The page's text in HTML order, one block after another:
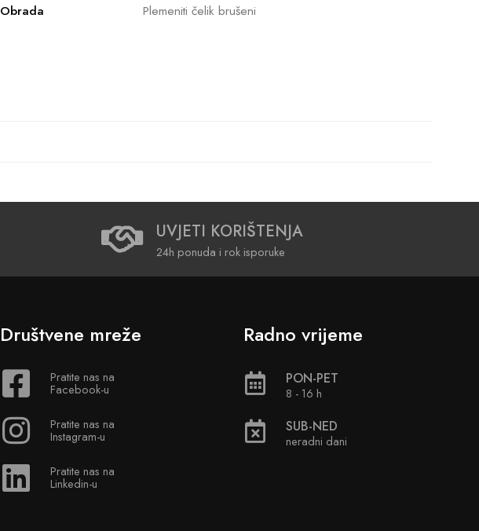
Obrada
Plemeniti čelik brušeni
UVJETI KORIŠTENJA
24h ponuda i rok isporuke
Društvene mreže
Pratite nas na
Facebook-u
Pratite nas na
Instagram-u
Pratite nas na
Linkedin-u
Radno vrijeme
PON-PET
8 - 16 h
SUB-NED
neradni dani